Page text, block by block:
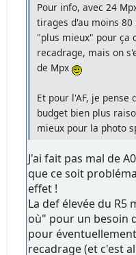
Pour info, avec 24
tirages d'au moins 80
"plus mieux" pour ça
recadrage, mais on
de Mpx
Et pour l'AF, je pense
budget bien plus
mieux pour la photo
J'ai fait pas mal de
que ce soit
effet !
La def élevée du R5
où" pour un besoin
pour
recadrage (et c'est